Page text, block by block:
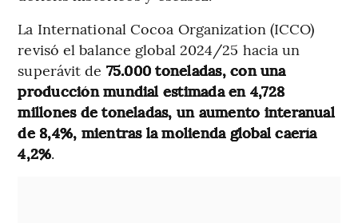
La International Cocoa Organization (ICCO)
revisó el balance global 2024/25 hacia un
superávit de 75.000 toneladas, con una
producción mundial estimada en 4,728
millones de toneladas, un aumento interanual
de 8,4%, mientras la molienda global caería
4,2%.